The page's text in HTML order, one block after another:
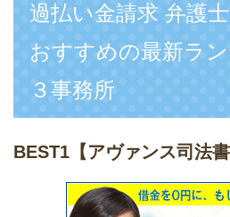
過払い金請求 弁護
おすすめの最新ラ
３事務所
BEST1 【アヴァンス司法